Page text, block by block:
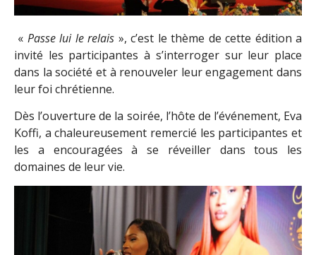
« Passe lui le relais », c’est le thème de cette édition a
invité les participantes à s’interroger sur leur place
dans la société et à renouveler leur engagement dans
leur foi chrétienne.
Dès l’ouverture de la soirée, l’hôte de l’événement, Eva
Koffi, a chaleureusement remercié les participantes et
les a encouragées à se réveiller dans tous les
domaines de leur vie.